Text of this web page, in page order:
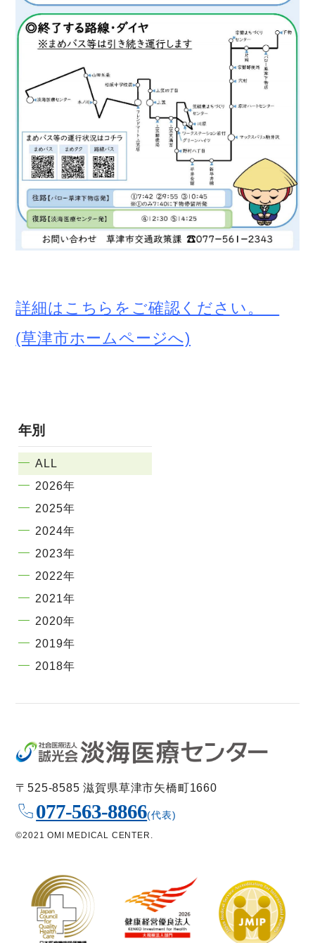
詳細はこちらをご確認ください。
(草津市ホームページへ)
年別
ALL
2026年
2025年
2024年
2023年
2022年
2021年
2020年
2019年
2018年
〒525-8585 滋賀県草津市矢橋町1660
077-563-8866(代表)
©2021 OMI MEDICAL CENTER.